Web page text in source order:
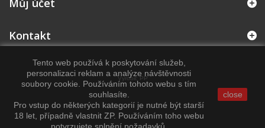
Můj účet
Kontakt
Tento web používá k poskytování služeb,
personalizaci reklam a analýze návštěvnosti
soubory cookie. Používáním tohoto webu s tím
souhlasíte.
Pro vstup do některých kategorií je nutné být starší
18 let, případně vlastnit ZP. Používáním toho webu
close
Vyrobil:PP